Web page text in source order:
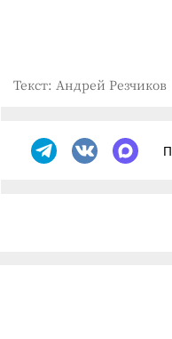
Текст: Андрей Резчиков